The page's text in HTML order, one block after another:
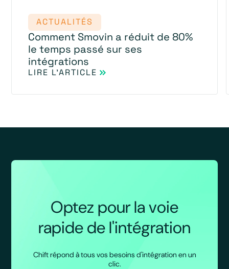
ACTUALITÉS
Comment Smovin a réduit de 80%
le temps passé sur ses
intégrations
LIRE L'ARTICLE
Optez pour la voie
rapide de l'intégration
Chift répond à tous vos besoins d'intégration en un
clic.